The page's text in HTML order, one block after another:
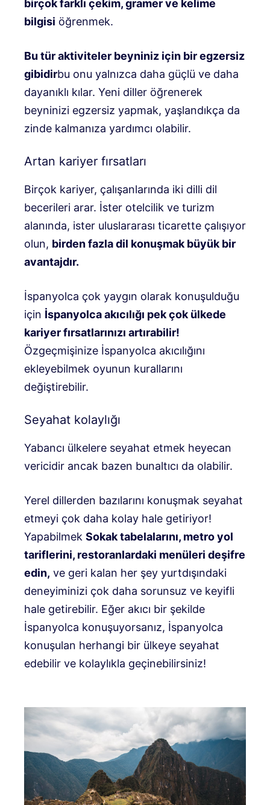
birçok farklı çekim, gramer ve kelime
bilgisi öğrenmek.
Bu tür aktiviteler beyniniz için bir egzersiz
gibidirbu onu yalnızca daha güçlü ve daha
dayanıklı kılar. Yeni diller öğrenerek
beyninizi egzersiz yapmak, yaşlandıkça da
zinde kalmanıza yardımcı olabilir.
Artan kariyer fırsatları
Birçok kariyer, çalışanlarında iki dilli dil
becerileri arar. İster otelcilik ve turizm
alanında, ister uluslararası ticarette çalışıyor
olun, birden fazla dil konuşmak büyük bir
avantajdır.
İspanyolca çok yaygın olarak konuşulduğu
için İspanyolca akıcılığı pek çok ülkede
kariyer fırsatlarınızı artırabilir!
Özgeçmişinize İspanyolca akıcılığını
ekleyebilmek oyunun kurallarını
değiştirebilir.
Seyahat kolaylığı
Yabancı ülkelere seyahat etmek heyecan
vericidir ancak bazen bunaltıcı da olabilir.
Yerel dillerden bazılarını konuşmak seyahat
etmeyi çok daha kolay hale getiriyor!
Yapabilmek Sokak tabelalarını, metro yol
tariflerini, restoranlardaki menüleri deşifre
edin, ve geri kalan her şey yurtdışındaki
deneyiminizi çok daha sorunsuz ve keyifli
hale getirebilir. Eğer akıcı bir şekilde
İspanyolca konuşuyorsanız, İspanyolca
konuşulan herhangi bir ülkeye seyahat
edebilir ve kolaylıkla geçinebilirsiniz!